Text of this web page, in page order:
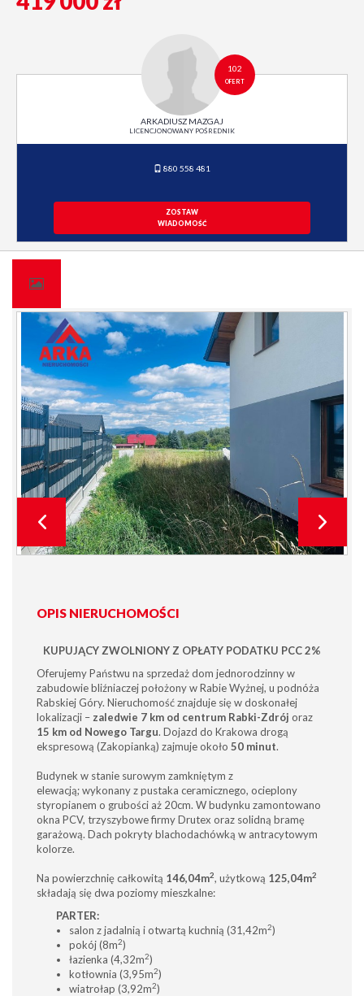
102
OFERT
ARKADIUSZ MAZGAJ
LICENCJONOWANY POŚREDNIK
880 558 481
ZOSTAW
WIADOMOŚĆ
OPIS NIERUCHOMOŚCI
KUPUJĄCY ZWOLNIONY Z OPŁATY PODATKU PCC 2%
Oferujemy Państwu na sprzedaż dom jednorodzinny w
zabudowie bliźniaczej położony w Rabie Wyżnej, u podnóża
Rabskiej Góry. Nieruchomość znajduje się w doskonałej
lokalizacji – zaledwie 7 km od centrum Rabki-Zdrój oraz
15 km od Nowego Targu. Dojazd do Krakowa drogą
ekspresową (Zakopianką) zajmuje około 50 minut.
Budynek w stanie surowym zamkniętym z
elewacją; wykonany z pustaka ceramicznego, ocieplony
styropianem o grubości aż 20cm. W budynku zamontowano
okna PCV, trzyszybowe firmy Drutex oraz solidną bramę
garażową. Dach pokryty blachodachówką w antracytowym
kolorze.
Na powierzchnię całkowitą 146,04m2, użytkową 125,04m2
składają się dwa poziomy mieszkalne:
PARTER:
salon z jadalnią i otwartą kuchnią (31,42m2)
pokój (8m2)
łazienka (4,32m2)
kotłownia (3,95m2)
wiatrołap (3,92m2)